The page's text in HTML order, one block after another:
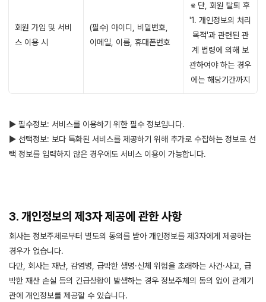
회원 가입 및 서비
스 이용 시
(필수) 아이디, 비밀번호,
이메일, 이름, 휴대폰번호
※ 단, 회원 탈퇴 후
'1. 개인정보의 처리
목적'과 관련된 관
계 법령에 의해 보
관하여야 하는 경우
에는 해당기간까지
▶ 필수정보: 서비스를 이용하기 위한 필수 정보입니다.
▶ 선택정보: 보다 특화된 서비스를 제공하기 위해 추가로 수집하는 정보로 선
택 정보를 입력하지 않은 경우에도 서비스 이용이 가능합니다.
3. 개인정보의 제3자 제공에 관한 사항
회사는 정보주체로부터 별도의 동의를 받아 개인정보를 제3자에게 제공하는
경우가 없습니다.
다만, 회사는 재난, 감염병, 급박한 생명·신체 위험을 초래하는 사건·사고, 급
박한 재산 손실 등의 긴급상황이 발생하는 경우 정보주체의 동의 없이 관계기
관에 개인정보를 제공할 수 있습니다.